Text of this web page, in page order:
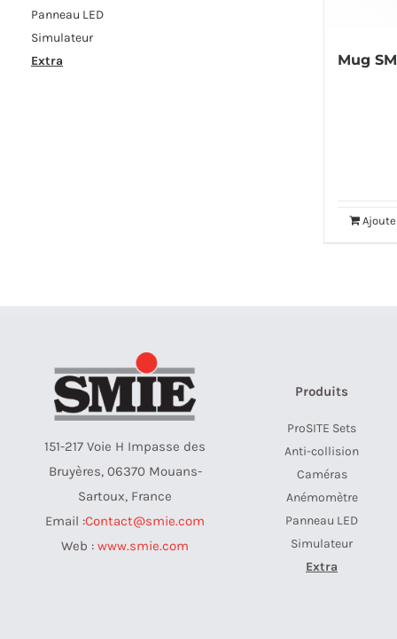
Mug
Panneau LED
Simulateur
Extra
151-217 Voie H Impasse des
Bruyères, 06370 Mouans-
Sartoux, France
Email :Contact@smie.com
Web : www.smie.com
Produits
ProSITE Sets
Anti-collision
Caméras
Anémomètre
Panneau LED
Simulateur
Extra